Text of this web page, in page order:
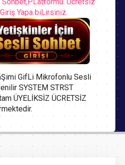
Yapa biLirsiniz.
GifLi Mikrofonlu Sesli
SYSTEM STRST
ÜYELİKSİZ ÜCRETSİZ